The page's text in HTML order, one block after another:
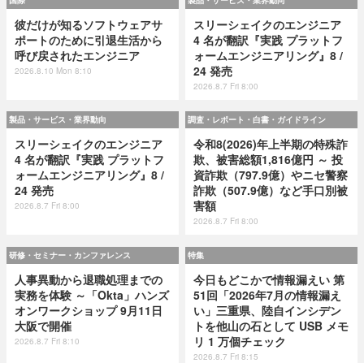
彼だけが知るソフトウェアサ
ポートのために引退生活から
呼び戻されたエンジニア
2026.8.10 Mon 8:10
スリーシェイクのエンジニア
4 名が翻訳『実践 プラットフ
ォームエンジニアリング』8 /
24 発売
2026.8.7 Fri 8:00
製品・サービス・業界動向
スリーシェイクのエンジニア
4 名が翻訳『実践 プラットフ
ォームエンジニアリング』8 /
24 発売
2026.8.7 Fri 8:00
調査・レポート・白書・ガイドライン
令和8(2026)年上半期の特殊詐
欺、被害総額1,816億円 ～ 投
資詐欺（797.9億）やニセ警察
詐欺（507.9億）など手口別被
害額
2026.8.7 Fri 8:00
研修・セミナー・カンファレンス
人事異動から退職処理までの
実務を体験 ～「Okta」ハンズ
オンワークショップ 9月11日
大阪で開催
2026.8.7 Fri 8:10
特集
今日もどこかで情報漏えい 第
51回「2026年7月の情報漏え
い」三重県、陸自インシデン
トを他山の石として USB メモ
リ 1 万個チェック
2026.8.7 Fri 8:15